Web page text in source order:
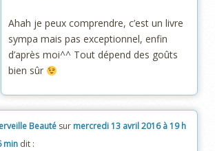
Ahah je peux comprendre, c’est un livre
sympa mais pas exceptionnel, enfin
d’après moi^^ Tout dépend des goûts
bien sûr
Beauté sur mercredi 13 avril 2016 à 19 h
min dit :